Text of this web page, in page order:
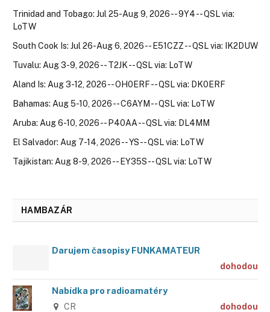
Trinidad and Tobago: Jul 25-Aug 9, 2026 -- 9Y4 -- QSL via:
LoTW
South Cook Is: Jul 26-Aug 6, 2026 -- E51CZZ -- QSL via: IK2DUW
Tuvalu: Aug 3-9, 2026 -- T2JK -- QSL via: LoTW
Aland Is: Aug 3-12, 2026 -- OH0ERF -- QSL via: DK0ERF
Bahamas: Aug 5-10, 2026 -- C6AYM -- QSL via: LoTW
Aruba: Aug 6-10, 2026 -- P40AA -- QSL via: DL4MM
El Salvador: Aug 7-14, 2026 -- YS -- QSL via: LoTW
Tajikistan: Aug 8-9, 2026 -- EY35S -- QSL via: LoTW
HAMBAZÁR
Darujem časopisy FUNKAMATEUR
dohodou
Nabídka pro radioamatéry
CR dohodou